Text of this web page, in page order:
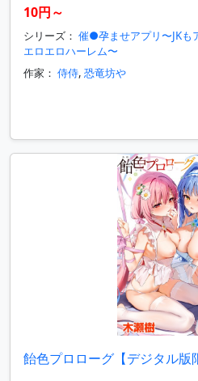
10円～
シリーズ： 催●孕ませアプリ〜JKも
エロエロハーレム〜
作家： 侍侍, 恐竜坊や
飴色プロローグ【デジタル版